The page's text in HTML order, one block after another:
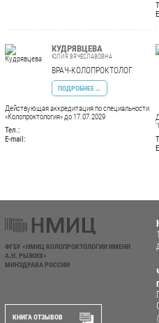
КУДРЯВЦЕВА
ЮЛИЯ ВЯЧЕСЛАВОВНА
ВРАЧ-КОЛОПРОКТОЛОГ
ПОДРОБНЕЕ …
Действующая аккредитация по специальности
«Колопроктология» до 17.07.2029
Тел.:
E-mail:
ФГБУ «НМИЦ КОЛОПРОКТОЛОГИИ ИМЕНИ
А.Н. РЫЖИХ»
МИНЗДРАВА РОССИИ
КНИГА ОТЗЫВОВ